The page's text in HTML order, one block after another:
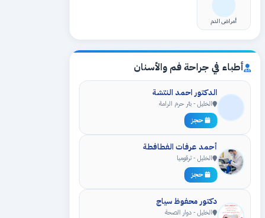
أمراض الدم
أطباء في جراحة فم والأسنان
الدكتور احمد النتشة
الخليل - بئر حرم الرامة
حجز
أحمد عرفات الفطافطة
الخليل - ترقوميا
حجز
دكتور محفوظ سياج
الخليل - دوار الصحة